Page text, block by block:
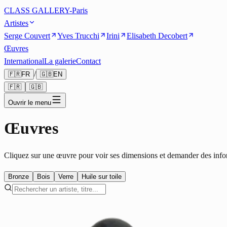
CLASS GALLERY-Paris
Artistes
Serge Couvert
Yves Trucchi Irini
Elisabeth Decobert
Œuvres
InternationalLa galerieContact
🇫🇷FR / 🇬🇧EN
🇫🇷
🇬🇧
Ouvrir le menu
Œuvres
Cliquez sur une œuvre pour voir ses dimensions et demander des
Bronze Bois Verre Huile sur toile